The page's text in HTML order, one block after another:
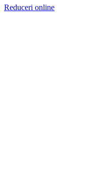
Reduceri online